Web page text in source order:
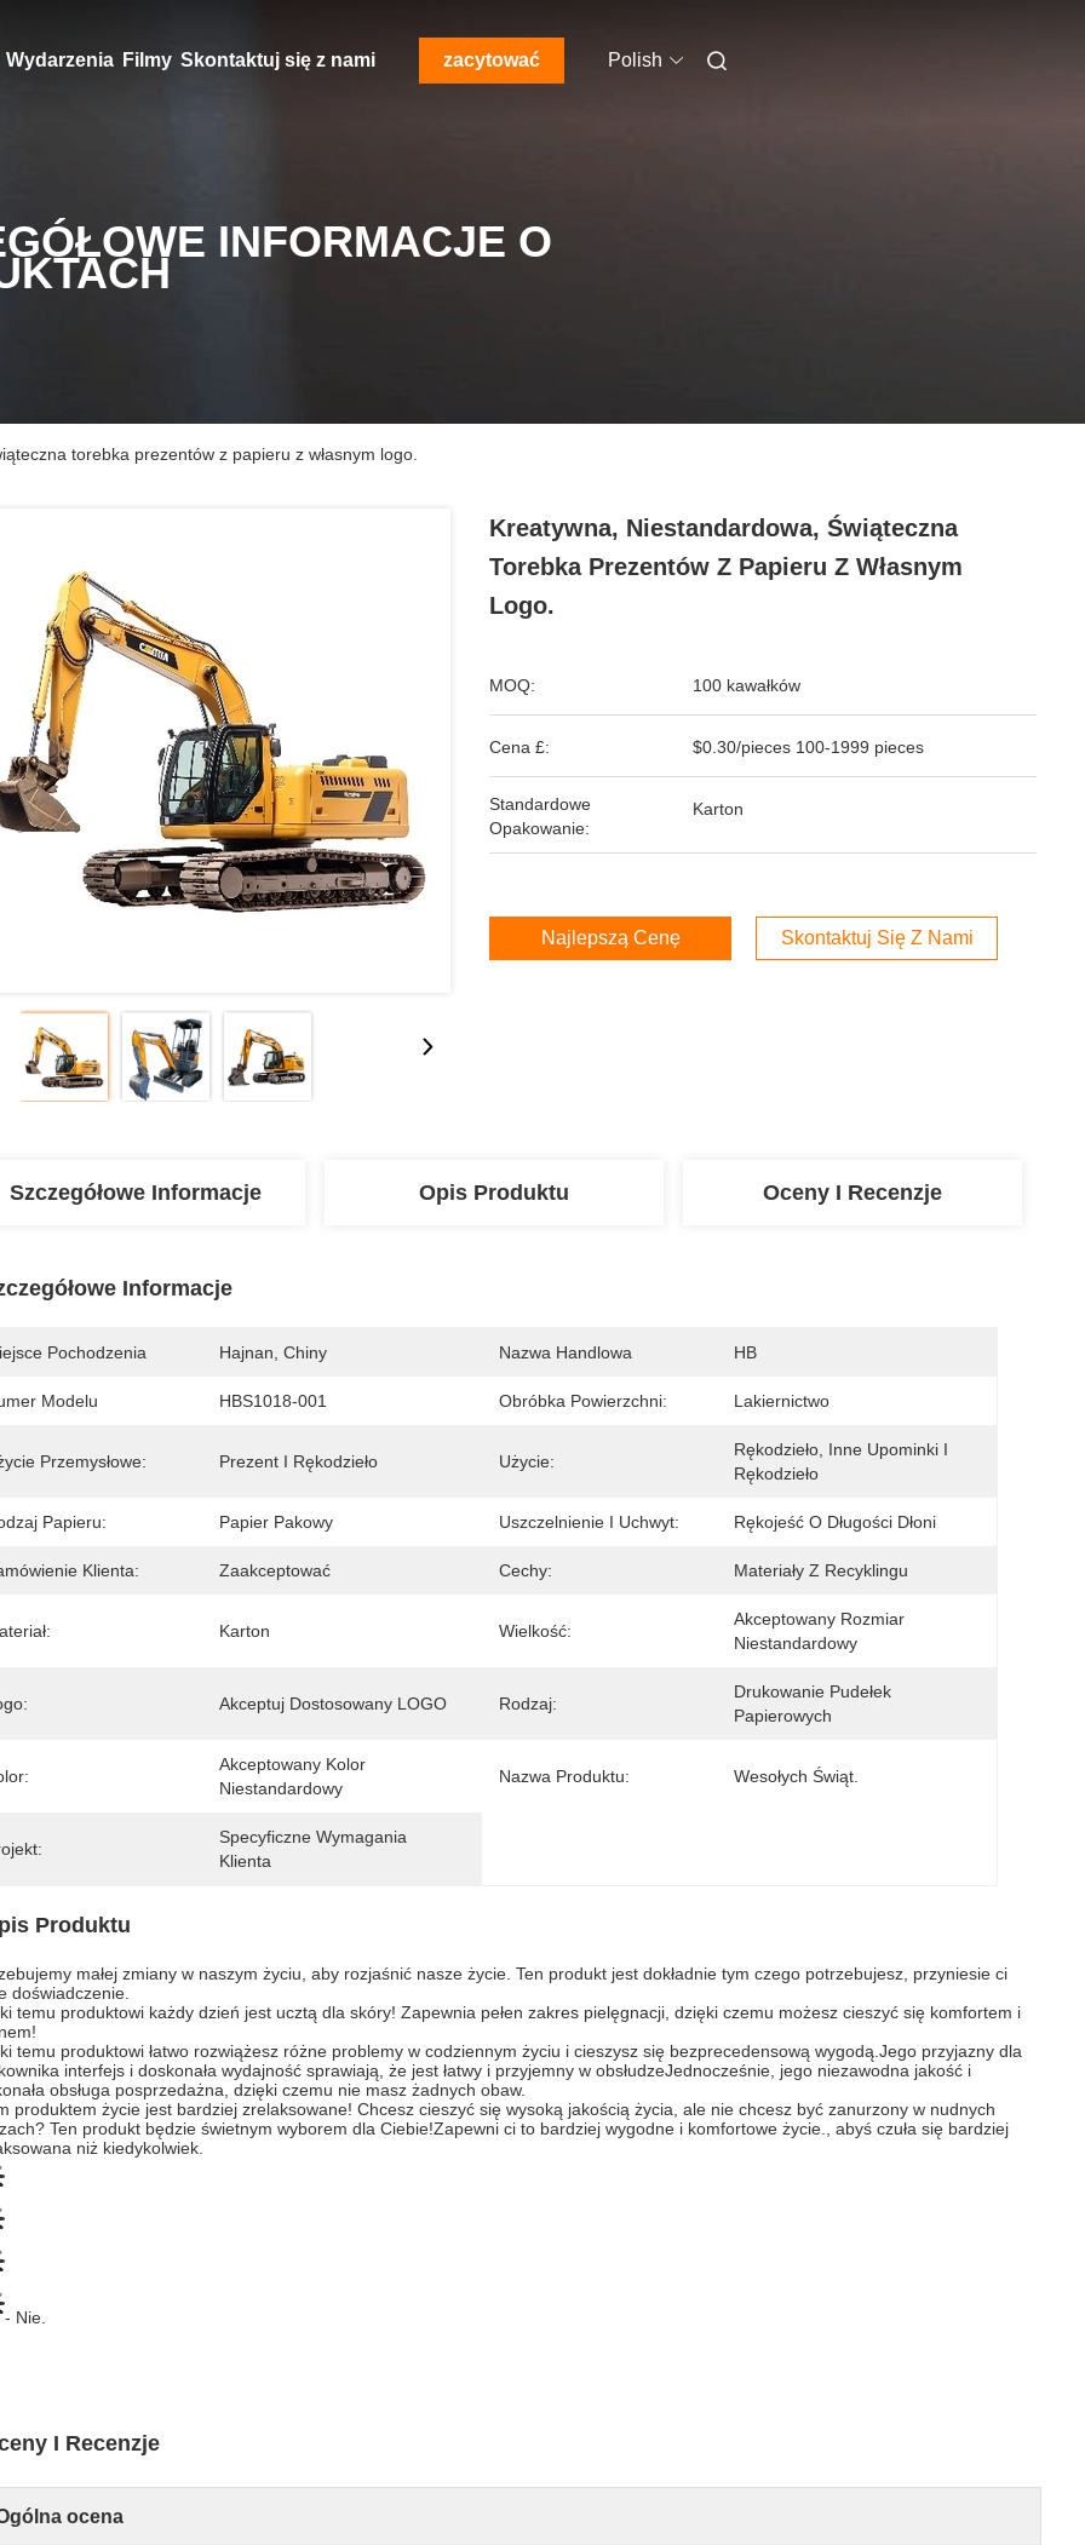
Wydarzenia Filmy Skontaktuj się z nami zacytować Polish
INFORMACJE O
torebka prezentów z papieru z własnym logo.
Kreatywna, Niestandardowa, Świąteczna
Torebka Prezentów Z Papieru Z Własnym
Logo.
MOQ: 100 kawałków
Cena £: $0.30/pieces 100-1999 pieces
Standardowe
Opakowanie:
Karton
Najlepszą Cenę Skontaktuj Się Z Nami
Szczegółowe Informacje Opis Produktu Oceny I Recenzje
Informacje
Pochodzenia Hajnan, Chiny Nazwa Handlowa HB
Modelu HBS1018-001 Obróbka Powierzchni: Lakiernictwo
Przemysłowe: Prezent I Rękodzieło Użycie:
Rękodzieło, Inne Upominki I
Rękodzieło
Papieru: Papier Pakowy Uszczelnienie I Uchwyt: Rękojeść O Długości Dłoni
Klienta: Zaakceptować Cechy: Materiały Z Recyklingu
Karton Wielkość:
Akceptowany Rozmiar
Niestandardowy
Akceptuj Dostosowany LOGO Rodzaj:
Drukowanie Pudełek
Papierowych
Akceptowany Kolor
Niestandardowy
Nazwa Produktu: Wesołych Świąt.
Specyficzne Wymagania
Klienta
Produktu
małej zmiany w naszym życiu, aby rozjaśnić nasze życie. Ten produkt jest dokładnie tym czego potrzebujesz, przyniesie ci
doświadczenie.
temu produktowi każdy dzień jest ucztą dla skóry! Zapewnia pełen zakres pielęgnacji, dzięki czemu możesz cieszyć się komfortem i
temu produktowi łatwo rozwiążesz różne problemy w codziennym życiu i cieszysz się bezprecedensową wygodą.Jego przyjazny dla
interfejs i doskonała wydajność sprawiają, że jest łatwy i przyjemny w obsłudzeJednocześnie, jego niezawodna jakość i
obsługa posprzedażna, dzięki czemu nie masz żadnych obaw.
produktem życie jest bardziej zrelaksowane! Chcesz cieszyć się wysoką jakością życia, ale nie chcesz być zanurzony w nudnych
Ten produkt będzie świetnym wyborem dla Ciebie!Zapewni ci to bardziej wygodne i komfortowe życie., abyś czuła się bardziej
niż kiedykolwiek.
- Nie.
I Recenzje
ocena